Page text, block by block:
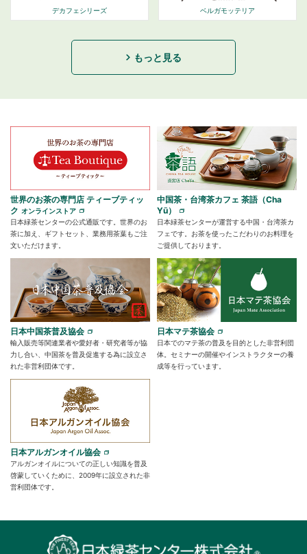
デカフェシリーズ ベルガモッテリア
もっと見る
世界のお茶の専門店 ティーブティッ
ク オンラインストア
日本緑茶センターの公式通販です。世界のお
茶に加え、ギフトセット、業務用茶葉もご注
文いただけます。
中国茶・台湾茶カフェ 茶語（Cha
Yū）
日本緑茶センターが運営する中国・台湾茶カ
フェです。お茶を使ったこだわりのお料理を
ご提供しております。
日本中国茶普及協会
輸入販売等関連業者や愛好者・研究者等が協
力し合い、中国茶を普及促進する為に設立さ
れた非営利団体です。
日本マテ茶協会
日本でのマテ茶の普及を目的とした非営利団
体。セミナーの開催やインストラクターの養
成等を行っています。
日本アルガンオイル協会
アルガンオイルについての正しい知識を普及
啓蒙していくために、2009年に設立された非
営利団体です。